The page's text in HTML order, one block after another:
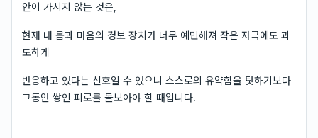
안이 가시지 않는 것은,
현재 내 몸과 마음의 경보 장치가 너무 예민해져 작은 자극에도 과
도하게
반응하고 있다는 신호일 수 있으니 스스로의 유약함을 탓하기보다
그동안 쌓인 피로를 돌보아야 할 때입니다.